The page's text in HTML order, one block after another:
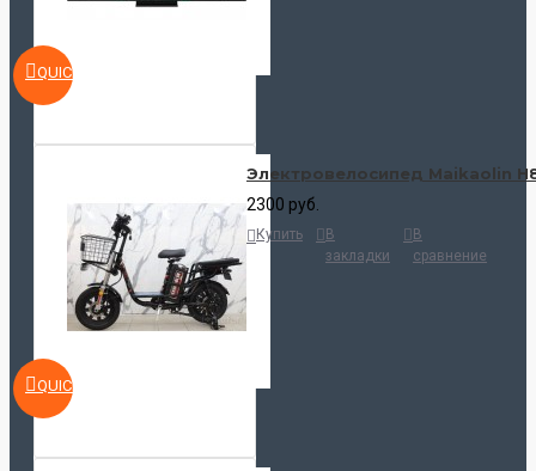
QUICKVIEW
QUICKVIEW
Электровелосипед Maikaolin
2300 руб.
Купить
В
закладки
В
сравнение